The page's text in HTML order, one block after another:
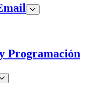
Programación